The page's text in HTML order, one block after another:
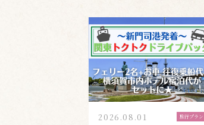
2026.08.01 旅行プラン